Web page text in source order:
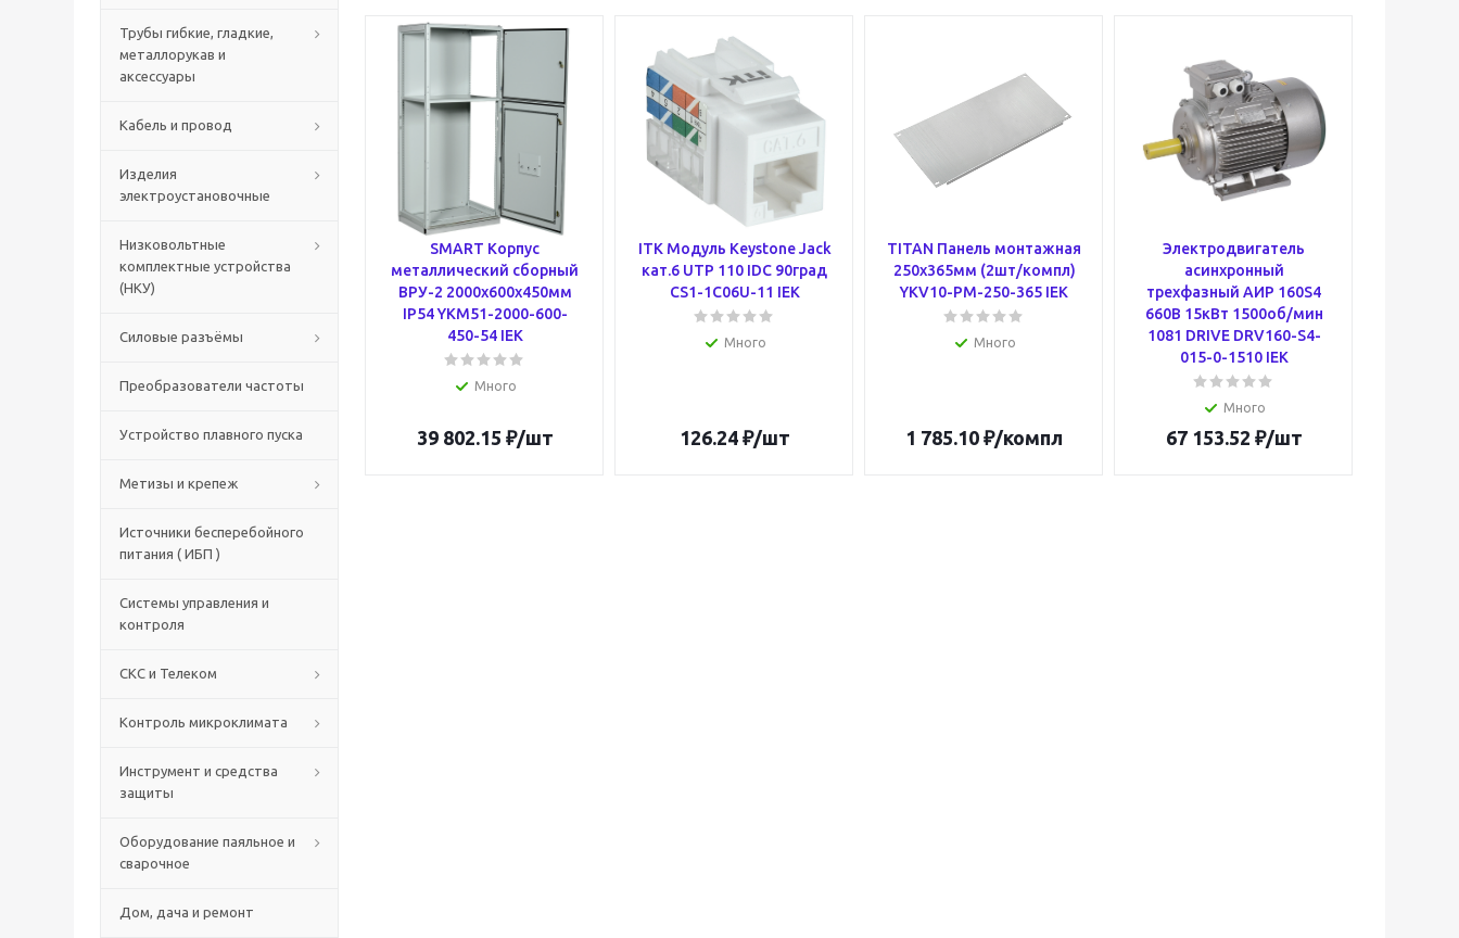
Трубы гибкие, гладкие,
металлорукав и
аксессуары
Кабель и провод
Изделия
электроустановочные
Низковольтные
комплектные устройства
(НКУ)
Силовые разъёмы
Преобразователи частоты
Устройство плавного пуска
Метизы и крепеж
Источники бесперебойного
питания ( ИБП )
Системы управления и
контроля
СКС и Телеком
Контроль микроклимата
Инструмент и средства
защиты
Оборудование паяльное и
сварочное
Дом, дача и ремонт
SMART Корпус
металлический сборный
ВРУ-2 2000х600х450мм
IP54 YKM51-2000-600-
450-54 IEK
Много
39 802.15 ₽/шт
ITK Модуль Keystone Jack
кат.6 UTP 110 IDC 90град
CS1-1C06U-11 IEK
Много
126.24₽/шт
TITAN Панель монтажная
250х365мм (2шт/компл)
YKV10-PM-250-365 IEK
Много
1 785.10 ₽/компл
Электродвигатель
асинхронный
трехфазный АИР 160S4
660В 15кВт 1500об/мин
1081 DRIVE DRV160-S4-
015-0-1510 IEK
Много
67 153.52 ₽/шт